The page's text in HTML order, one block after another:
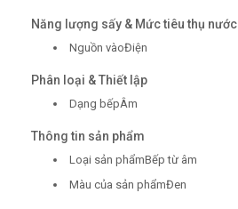
Năng lượng sấy & Mức tiêu thụ nước
Nguồn vàoĐiện
Phân loại & Thiết lập
Dạng bếpÂm
Thông tin sản phẩm
Loại sản phẩmBếp từ âm
Màu của sản phẩmĐen